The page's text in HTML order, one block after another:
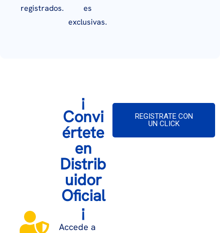
registrados.
es
exclusivas.
¡
Convi
értete
en
Distrib
uidor
Oficial
¡
Accede a
REGISTRATE CON
UN CLICK